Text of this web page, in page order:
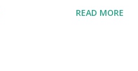
READ MORE